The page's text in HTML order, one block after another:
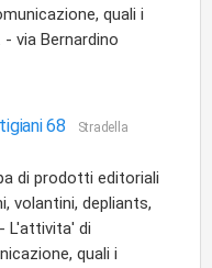
quali i
- via Bernardino
68
Stradella
di prodotti editoriali
volantini, depliants,
L'attivita' di
quali i